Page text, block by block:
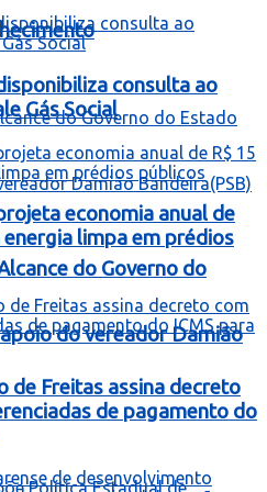
do Governo do
do vereador Damião
consulta ao
Gás Social
economia anual de
limpa em prédios
de Freitas assina decreto
de pagamento do